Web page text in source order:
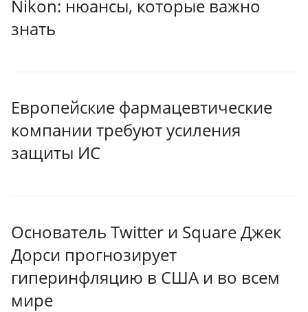
Nikon: нюансы, которые важно
знать
Европейские фармацевтические
компании требуют усиления
защиты ИС
Основатель Twitter и Square Джек
Дорси прогнозирует
гиперинфляцию в США и во всем
мире